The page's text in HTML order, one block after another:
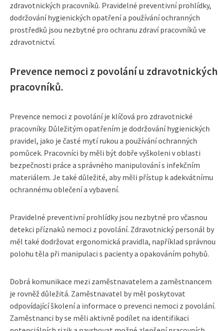
zdravotnických pracovníků. Pravidelné preventivní prohlídky,
dodržování hygienických opatření a používání ochranných
prostředků jsou nezbytné pro ochranu zdraví pracovníků ve
zdravotnictví.
Prevence nemoci z povolání u zdravotnických
pracovníků.
Prevence nemoci z povolání je klíčová pro zdravotnické
pracovníky. Důležitým opatřením je dodržování hygienických
pravidel, jako je časté mytí rukou a používání ochranných
pomůcek. Pracovníci by měli být dobře vyškoleni v oblasti
bezpečnosti práce a správného manipulování s infekčním
materiálem. Je také důležité, aby měli přístup k adekvátnímu
ochrannému oblečení a vybavení.
Pravidelné preventivní prohlídky jsou nezbytné pro včasnou
detekci příznaků nemoci z povolání. Zdravotnický personál by
měl také dodržovat ergonomická pravidla, například správnou
polohu těla při manipulaci s pacienty a opakováním pohybů.
Dobrá komunikace mezi zaměstnavatelem a zaměstnancem
je rovněž důležitá. Zaměstnavatel by měl poskytovat
odpovídající školení a informace o prevenci nemoci z povolání.
Zaměstnanci by se měli aktivně podílet na identifikaci